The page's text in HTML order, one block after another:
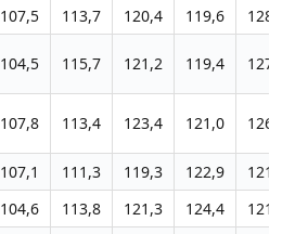
107,5 113,7 120,4 119,6
128,1
104,5 115,7 121,2 119,4 127,2
107,8 113,4 123,4 121,0 126,6
107,1 111,3 119,3 122,9
121,7
104,6 113,8 121,3 124,4
121,1